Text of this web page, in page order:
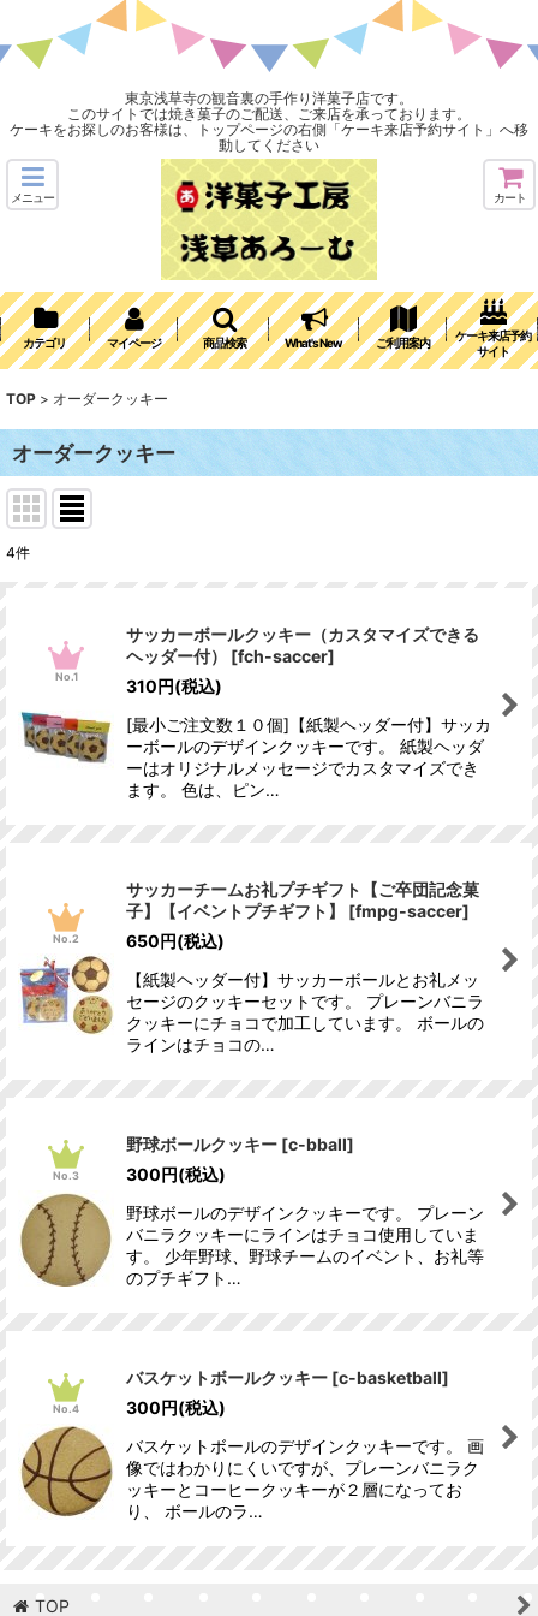
東京浅草寺の観音裏の手作り洋菓子店です。
このサイトでは焼き菓子のご配送、ご来店を承っております。
ケーキをお探しのお客様は、トップページの右側「ケーキ来店予約サイト」へ移
動してください
メニュー カート
カテゴリ マイページ 商品検索 What's New ご利用案内
ケーキ来店予約
サイト
TOP > オーダークッキー
オーダークッキー
4件
No.1
サッカーボールクッキー（カスタマイズできる
ヘッダー付）
[fch-saccer]
310円(税込)
[最小ご注文数１０個]【紙製ヘッダー付】サッカ
ーボールのデザインクッキーです。 紙製ヘッダ
ーはオリジナルメッセージでカスタマイズでき
ます。 色は、ピン…
No.2
サッカーチームお礼プチギフト【ご卒団記念菓
子】【イベントプチギフト】
[fmpg-saccer]
650円(税込)
【紙製ヘッダー付】サッカーボールとお礼メッ
セージのクッキーセットです。 プレーンバニラ
クッキーにチョコで加工しています。 ボールの
ラインはチョコの…
No.3
野球ボールクッキー [c-bball]
300円(税込)
野球ボールのデザインクッキーです。 プレーン
バニラクッキーにラインはチョコ使用していま
す。 少年野球、野球チームのイベント、お礼等
のプチギフト…
No.4
バスケットボールクッキー [c-basketball]
300円(税込)
バスケットボールのデザインクッキーです。 画
像ではわかりにくいですが、プレーンバニラク
ッキーとコーヒークッキーが２層になってお
り、 ボールのラ…
TOP